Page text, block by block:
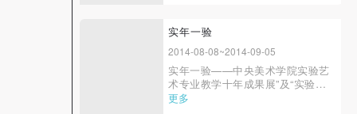
执行：宿世存、尹鼎为、宋金明、
实年一验
2014-08-08~2014-09-05
实年一验——中央美术学院实验艺
术专业教学十年成果展”及“实验艺
术学院成立挂牌仪式”为总结中央
更多